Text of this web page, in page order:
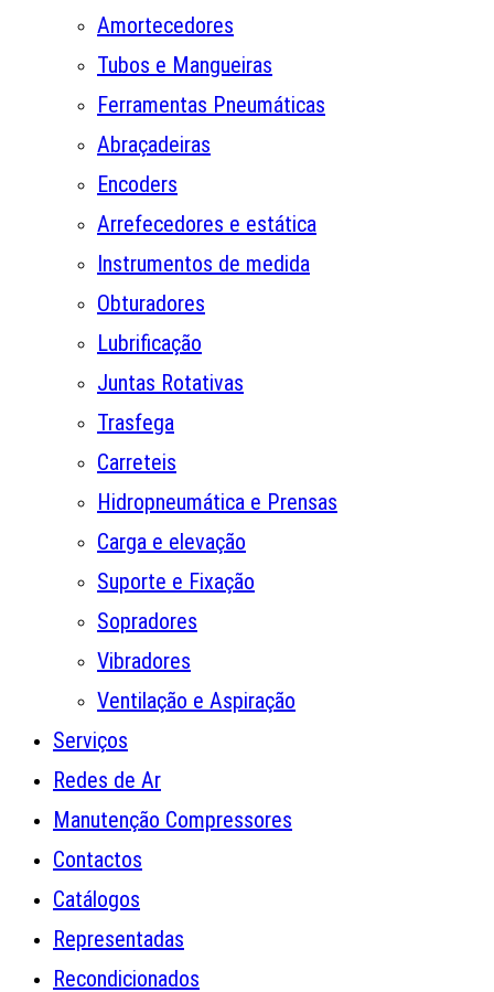
Amortecedores
Tubos e Mangueiras
Ferramentas Pneumáticas
Abraçadeiras
Encoders
Arrefecedores e estática
Instrumentos de medida
Obturadores
Lubrificação
Juntas Rotativas
Trasfega
Carreteis
Hidropneumática e Prensas
Carga e elevação
Suporte e Fixação
Sopradores
Vibradores
Ventilação e Aspiração
Serviços
Redes de Ar
Manutenção Compressores
Contactos
Catálogos
Representadas
Recondicionados